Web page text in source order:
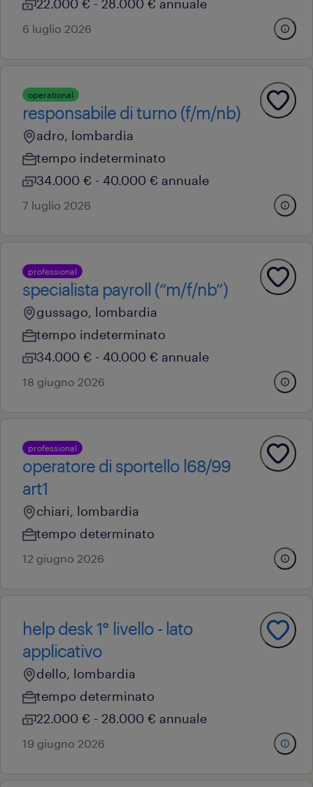
22.000 € - 28.000 € annuale
6 luglio 2026
operational
responsabile di turno (f/m/nb)
adro, lombardia
tempo indeterminato
34.000 € - 40.000 € annuale
7 luglio 2026
professional
specialista payroll (“m/f/nb”)
gussago, lombardia
tempo indeterminato
34.000 € - 40.000 € annuale
18 giugno 2026
professional
operatore di sportello l68/99
art1
chiari, lombardia
tempo determinato
12 giugno 2026
help desk 1° livello - lato
applicativo
dello, lombardia
tempo determinato
22.000 € - 28.000 € annuale
19 giugno 2026